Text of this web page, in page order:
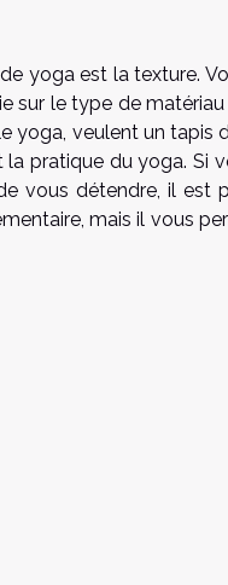
yoga est la texture.
sur le type de
yoga, veulent un tapis
pratique du yoga. Si
vous détendre, il est
mais il vous